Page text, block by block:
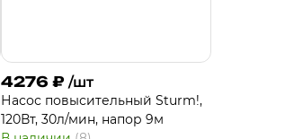
4276 ₽ /шт
Насос повысительный Sturm!,
120Вт, 30л/мин, напор 9м